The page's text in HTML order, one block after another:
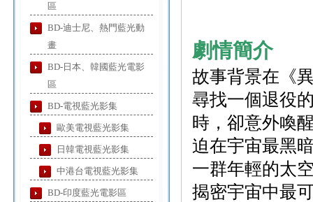
區
BD-迪士尼、熱門藍光動
畫
BD-日本、韓國藍光電影
區
BD-電視藍光影集
歐美電視藍光影集
日韓電視藍光影集
中港台電視藍光影集
BD-印度藍光電影區
劇情簡介
故事背景在《
尋找一個退役
時，卻意外喚
迫在宇宙最黑
一群年輕的太
揭密宇宙中最